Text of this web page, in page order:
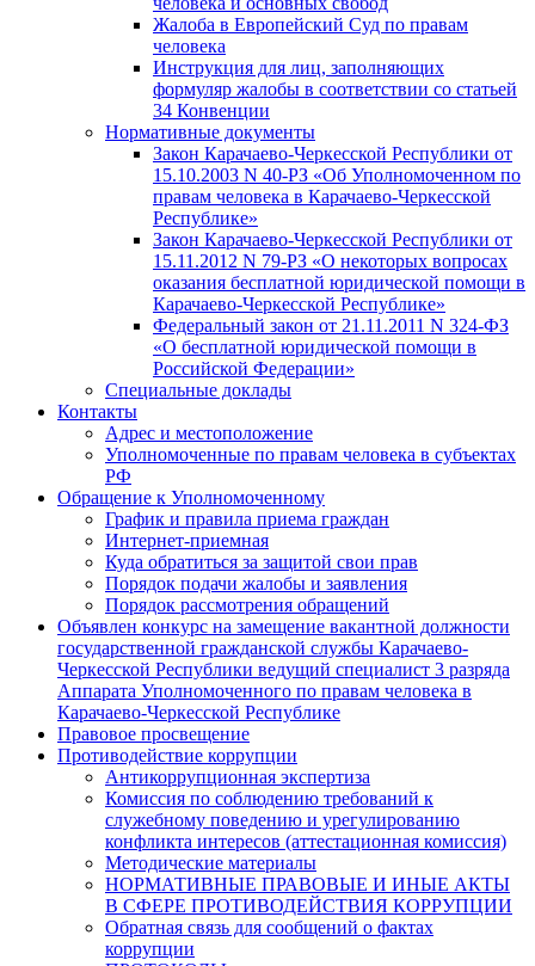
Жалоба в Европейский Суд по правам
человека
Инструкция для лиц, заполняющих
формуляр жалобы в соответствии со статьей
34 Конвенции
Нормативные документы
Закон Карачаево-Черкесской Республики от
15.10.2003 N 40-РЗ «Об Уполномоченном по
правам человека в Карачаево-Черкесской
Республике»
Закон Карачаево-Черкесской Республики от
15.11.2012 N 79-РЗ «О некоторых вопросах
оказания бесплатной юридической помощи в
Карачаево-Черкесской Республике»
Федеральный закон от 21.11.2011 N 324-ФЗ
«О бесплатной юридической помощи в
Российской Федерации»
Специальные доклады
Контакты
Адрес и местоположение
Уполномоченные по правам человека в субъектах
РФ
Обращение к Уполномоченному
График и правила приема граждан
Интернет-приемная
Куда обратиться за защитой свои прав
Порядок подачи жалобы и заявления
Порядок рассмотрения обращений
Объявлен конкурс на замещение вакантной должности
государственной гражданской службы Карачаево-
Черкесской Республики ведущий специалист 3 разряда
Аппарата Уполномоченного по правам человека в
Карачаево-Черкесской Республике
Правовое просвещение
Противодействие коррупции
Антикоррупционная экспертиза
Комиссия по соблюдению требований к
служебному поведению и урегулированию
конфликта интересов (аттестационная комиссия)
Методические материалы
НОРМАТИВНЫЕ ПРАВОВЫЕ И ИНЫЕ АКТЫ
В СФЕРЕ ПРОТИВОДЕЙСТВИЯ КОРРУПЦИИ
Обратная связь для сообщений о фактах
коррупции